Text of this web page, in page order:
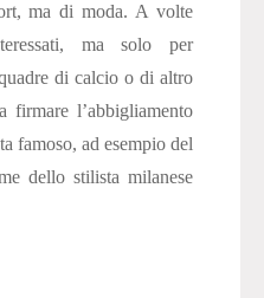
ma di moda. A volte
ma solo per
di calcio o di altro
firmare l’abbigliamento
famoso, ad esempio del
dello stilista milanese